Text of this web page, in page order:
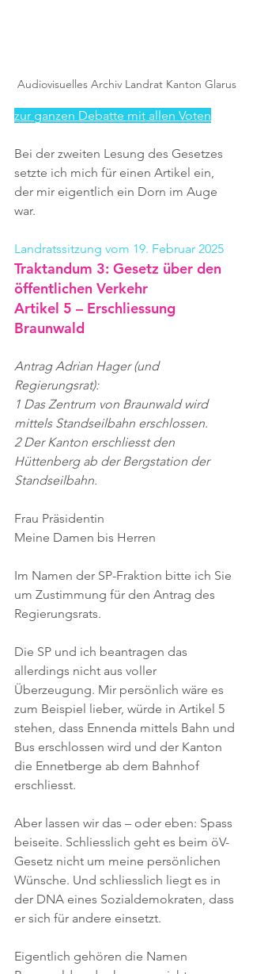
Audiovisuelles Archiv Landrat Kanton Glarus
zur ganzen Debatte mit allen Voten
Bei der zweiten Lesung des Gesetzes
setzte ich mich für einen Artikel ein,
der mir eigentlich ein Dorn im Auge
war.
Landratssitzung vom 19. Februar 2025
Traktandum 3: Gesetz über den
öffentlichen Verkehr
Artikel 5 – Erschliessung
Braunwald
Antrag Adrian Hager (und
Regierungsrat):
1 Das Zentrum von Braunwald wird
mittels Standseilbahn erschlossen.
2 Der Kanton erschliesst den
Hüttenberg ab der Bergstation der
Standseilbahn.
Frau Präsidentin
Meine Damen bis Herren
Im Namen der SP-Fraktion bitte ich Sie
um Zustimmung für den Antrag des
Regierungsrats.
Die SP und ich beantragen das
allerdings nicht aus voller
Überzeugung. Mir persönlich wäre es
zum Beispiel lieber, würde in Artikel 5
stehen, dass Ennenda mittels Bahn und
Bus erschlossen wird und der Kanton
die Ennetberge ab dem Bahnhof
erschliesst.
Aber lassen wir das – oder eben: Spass
beiseite. Schliesslich geht es beim öV-
Gesetz nicht um meine persönlichen
Wünsche. Und schliesslich liegt es in
der DNA eines Sozialdemokraten, dass
er sich für andere einsetzt.
Eigentlich gehören die Namen